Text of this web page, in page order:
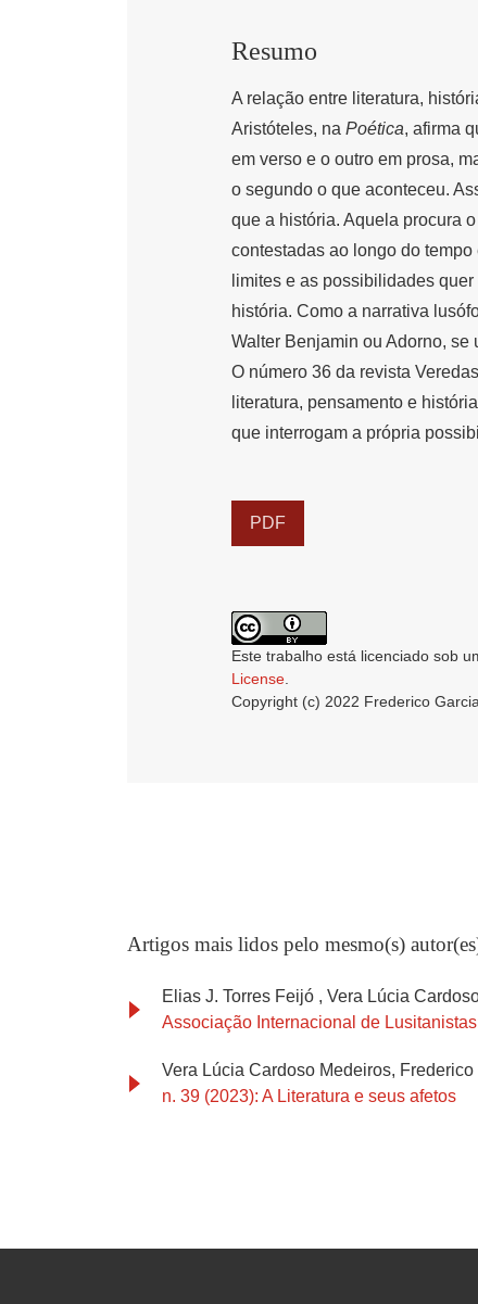
Resumo
A relação entre literatura,
Aristóteles, na Poética, afirma
em verso e o outro em prosa,
o segundo o que aconteceu.
que a história. Aquela procura
contestadas ao longo do
limites e as possibilidades
história. Como a narrativa
Walter Benjamin ou Adorno,
O número 36 da revista
literatura, pensamento e
que interrogam a própria
PDF
Este trabalho está licenciado sob
License
Copyright (c) 2022 Frederico
Artigos mais lidos pelo mesmo(s)
Elias J. Torres Feijó , Vera Lúcia
Associação Internacional de
Vera Lúcia Cardoso Medeiros,
n. 39 (2023): A Literatura e seus afetos